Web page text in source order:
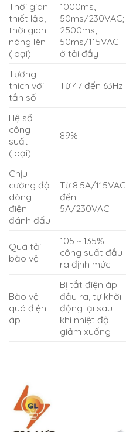
Thời gian
thiết lập,
thời gian
nâng lên
(loại)
1000ms,
50ms/230VAC;
2500ms,
50ms/115VAC
ở tải đầy
Tương
thích với
tần số
Từ 47 đến 63Hz
Hệ số
công
suất
(loại)
89%
Chịu
cường độ
dòng
điện
đánh đấu
Từ 8.5A/115VAC
đến
5A/230VAC
Quá tải
bảo vệ
105 ~ 135%
công suất đầu
ra định mức
Bảo vệ
quá điện
áp
Bị tắt điện áp
đầu ra, tự khởi
động lại sau
khi nhiệt độ
giảm xuống